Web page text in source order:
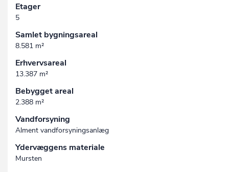
Etager
5
Samlet bygningsareal
8.581 m²
Erhvervsareal
13.387 m²
Bebygget areal
2.388 m²
Vandforsyning
Alment vandforsyningsanlæg
Ydervæggens materiale
Mursten